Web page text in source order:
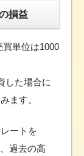
損益
単位は1000
した場合に
ます。
ートを
過去の高